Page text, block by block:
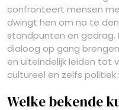
confronteert mensen
dwingt hen om na te
standpunten en gedrag.
dialoog op gang
en uiteindelijk leiden tot
cultureel en zelfs politiek
Welke bekende